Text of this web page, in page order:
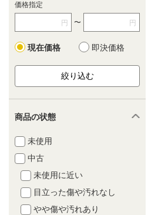
価格指定
円 〜 円
現在価格 即決価格
商品の状態
未使用
中古
未使用に近い
目立った傷や汚れなし
やや傷や汚れあり